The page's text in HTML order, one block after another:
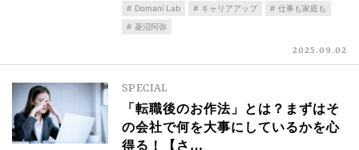
Domani Lab キャリアアップ
仕事も家庭も
菱沼阿弥
2025.09.02
SPECIAL
「転職後のお作法」とは？まずはそ
の会社で何を大事にしているかを心
得る！【さ…